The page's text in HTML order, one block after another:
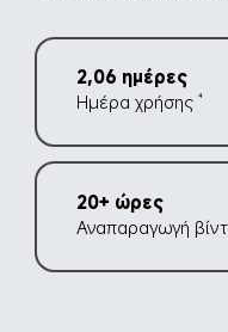
2,06 ημέρες
Ημέρα χρήσης 4
20+ ώρες
Αναπαραγωγή